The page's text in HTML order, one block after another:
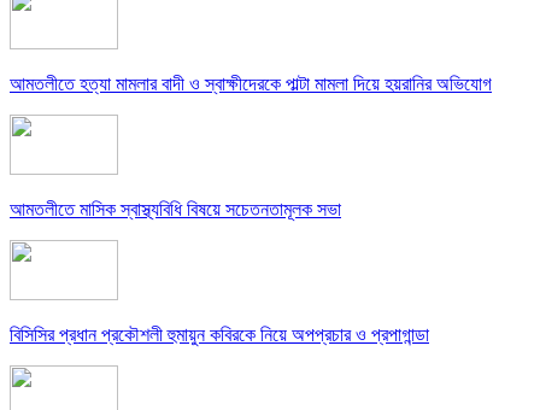
আমতলীতে হত্যা মামলার বাদী ও স্বাক্ষীদেরকে পাল্টা মামলা দিয়ে হয়রানির অভিযোগ
আমতলীতে মাসিক স্বাস্থ্যবিধি বিষয়ে সচেতনতামূলক সভা
বিসিসির প্রধান প্রকৌশলী হুমায়ুন কবিরকে নিয়ে অপপ্রচার ও প্রপাগান্ডা